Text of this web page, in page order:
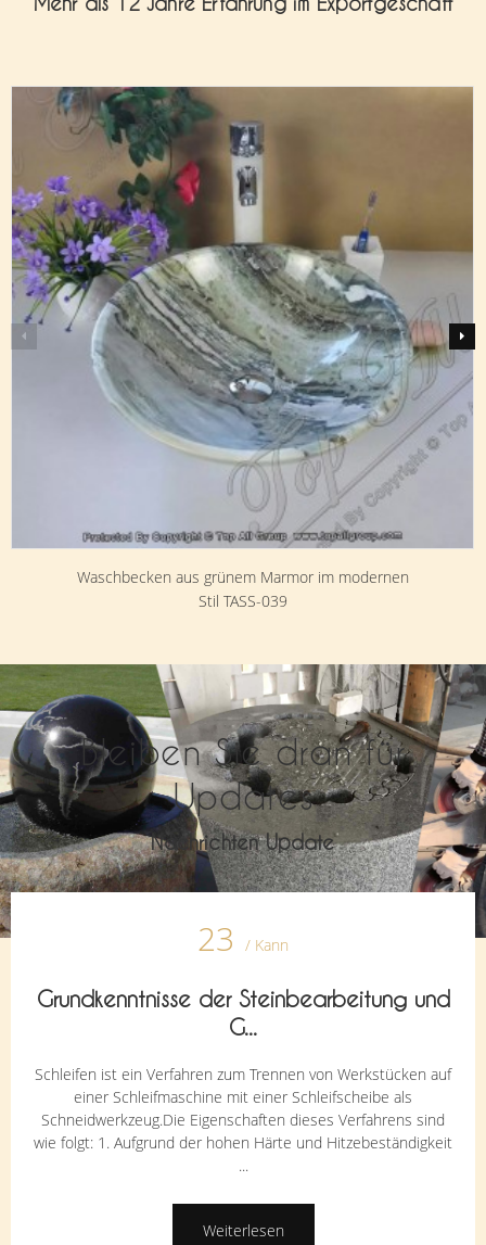
Waschbecken aus grünem Marmor im modernen
Stil TASS-039
Bleiben Sie dran für
Updates
Nachrichten Update
23 / Kann
Grundkenntnisse der Steinbearbeitung und
G...
Schleifen ist ein Verfahren zum Trennen von Werkstücken auf
einer Schleifmaschine mit einer Schleifscheibe als
Schneidwerkzeug.Die Eigenschaften dieses Verfahrens sind
wie folgt: 1. Aufgrund der hohen Härte und Hitzebeständigkeit
...
Weiterlesen